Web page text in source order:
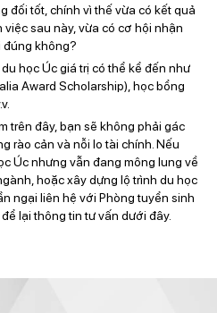
đối tốt, chính vì thế vừa có kết quả
sau này, vừa có cơ hội nhận
đúng không?
học Úc giá trị có thể kể đến như
Award Scholarship), học bổng
trên đây, bạn sẽ không phải gác
rào cản và nỗi lo tài chính. Nếu
Úc nhưng vẫn đang mông lung về
hoặc xây dựng lộ trình du học
ngại liên hệ với Phòng tuyển sinh
lại thông tin tư vấn dưới đây.